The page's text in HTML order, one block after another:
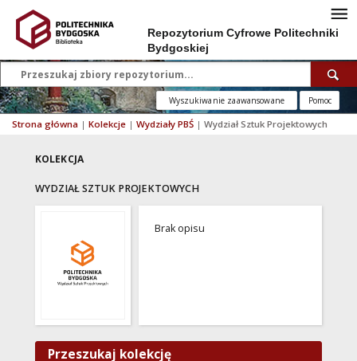
Repozytorium Cyfrowe Politechniki
Bydgoskiej
Wyszukiwanie zaawansowane Pomoc
Strona główna | Kolekcje | Wydziały PBŚ | Wydział Sztuk Projektowych
KOLEKCJA
WYDZIAŁ SZTUK PROJEKTOWYCH
Brak opisu
Przeszukaj kolekcję